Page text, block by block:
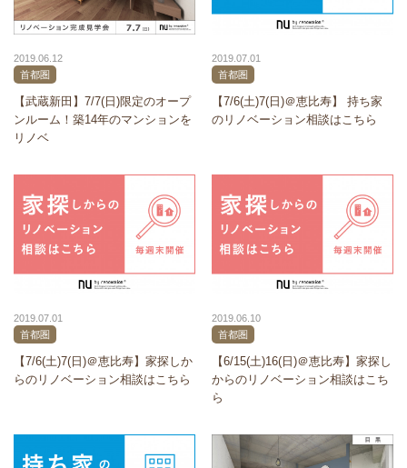
2019.06.12
首都圏
【武蔵新田】7/7(日)限定のオープ
ンルーム！築14年のマンションを
リノベ
2019.07.01
首都圏
【7/6(土)7(日)＠恵比寿】 持ち家
のリノベーション相談はこちら
2019.07.01
首都圏
【7/6(土)7(日)＠恵比寿】家探しか
らのリノベーション相談はこちら
2019.06.10
首都圏
【6/15(土)16(日)＠恵比寿】家探し
からのリノベーション相談はこち
ら